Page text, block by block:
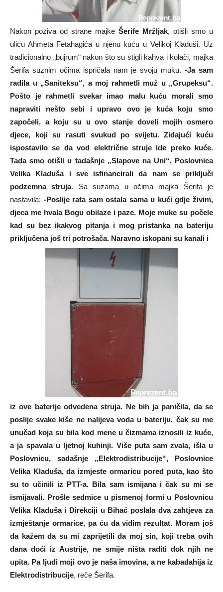
Nakon poziva od strane majke Šerife Mržljak, otišli smo u
ulicu Ahmeta Fetahagića u njenu kuću u Velikoj Kladuši. Uz
tradicionalno „bujrum“ nakon što su stigli kahva i kolači, majka
Šerifa suznim očima ispričala nam je svoju muku.-Ja sam
radila u „Saniteksu“, a moj rahmetli muž u „Grupeksu“.
Pošto je rahmetli svekar imao malu kuću morali smo
napraviti nešto sebi i upravo ovo je kuća koju smo
započeli, a koju su u ovo stanje doveli mojih osmero
djece, koji su rasuti svukud po svijetu. Zidajući kuću
ispostavilo se da vod električne struje ide preko kuće.
Tada smo otišli u tadašnje „Slapove na Uni“, Poslovnica
Velika Kladuša i sve isfinancirali da nam se priključi
podzemna struja. Sa suzama u očima majka Šerifa je
nastavila: -Poslije rata sam ostala sama u kući gdje živim,
djeca me hvala Bogu obilaze i paze. Moje muke su počele
kad su bez ikakvog pitanja i mog pristanka na bateriju
priključena još tri potrošača. Naravno iskopani su kanali i
iz ove baterije odvedena struja. Ne bih ja paničila, da se
poslije svake kiše ne nalijeva voda u bateriju, čak su me
unučad koja su bila kod mene u čizmama iznosili iz kuće,
a ja spavala u ljetnoj kuhinji. Više puta sam zvala, išla u
Poslovnicu, sadašnje „Elektrodistribucije“, Poslovnice
Velika Kladuša, da izmjeste ormaricu pored puta, kao što
su to učinili iz PTT-a. Bila sam ismijana i čak su mi se
ismijavali. Prošle sedmice u pismenoj formi u Poslovnicu
Velika Kladuša i Direkciji u Bihać poslala dva zahtjeva za
izmještanje ormarice, pa ću da vidim rezultat. Moram još
da kažem da su mi zaprijetili da moj sin, koji treba ovih
dana doći iz Austrije, ne smije ništa raditi dok njih ne
upita. Pa ljudi moji ovo je naša imovina, a ne kabadahija iz
Elektrodistribucije, reče Šerifa.